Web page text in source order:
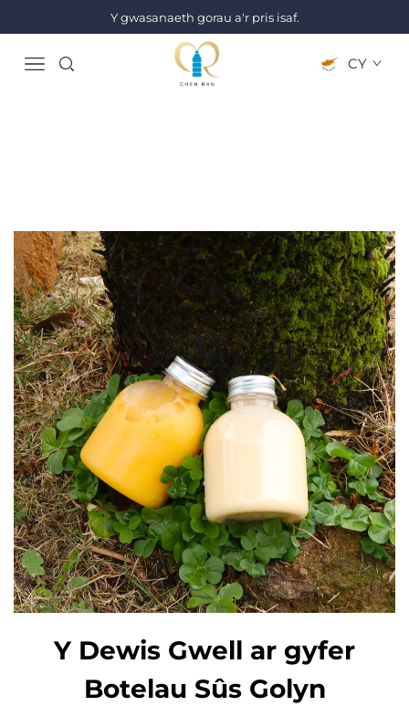
Y gwasanaeth gorau a'r pris isaf.
CY
Y Dewis Gwell ar gyfer
Botelau Sûs Golyn